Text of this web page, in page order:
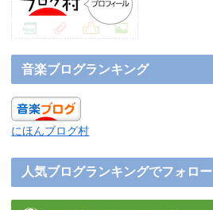
音楽ブログランキング
にほんブログ村
人気ブログランキングでフォロー